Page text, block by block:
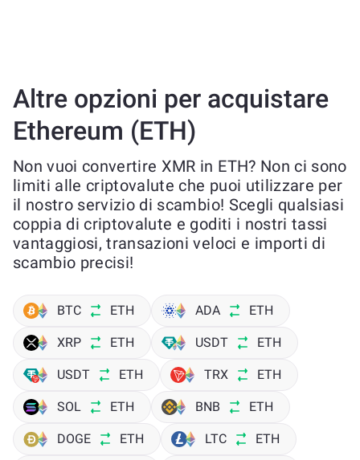
Altre opzioni per acquistare
Ethereum (ETH)
Non vuoi convertire XMR in ETH? Non ci sono
limiti alle criptovalute che puoi utilizzare per
il nostro servizio di scambio! Scegli qualsiasi
coppia di criptovalute e goditi i nostri tassi
vantaggiosi, transazioni veloci e importi di
scambio precisi!
BTC ETH ADA ETH
XRP ETH USDT ETH
USDT ETH TRX ETH
SOL ETH BNB ETH
DOGE ETH LTC ETH